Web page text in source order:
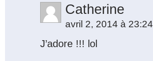
Catherine
avril 2, 2014 à 23:24
J’adore !!! lol